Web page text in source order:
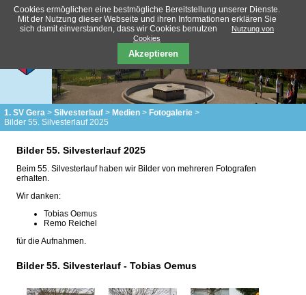
1. SV Gera Silvesterlauf Medien
Fotogalerie
Bilder 55. Silvesterlauf 2025
Bilder 55. Silvesterlauf 2025
Beim 55. Silvesterlauf haben wir Bilder von mehreren Fotografen
erhalten.
Wir danken:
Tobias Oemus
Remo Reichel
für die Aufnahmen.
Bilder 55. Silvesterlauf - Tobias Oemus
Cookies ermöglichen eine bestmögliche Bereitstellung unserer Dienste.
Mit der Nutzung dieser Webseite und ihren Informationen erklären Sie
sich damit einverstanden, dass wir Cookies benutzen
Nutzung von
Cookies
Akzeptieren